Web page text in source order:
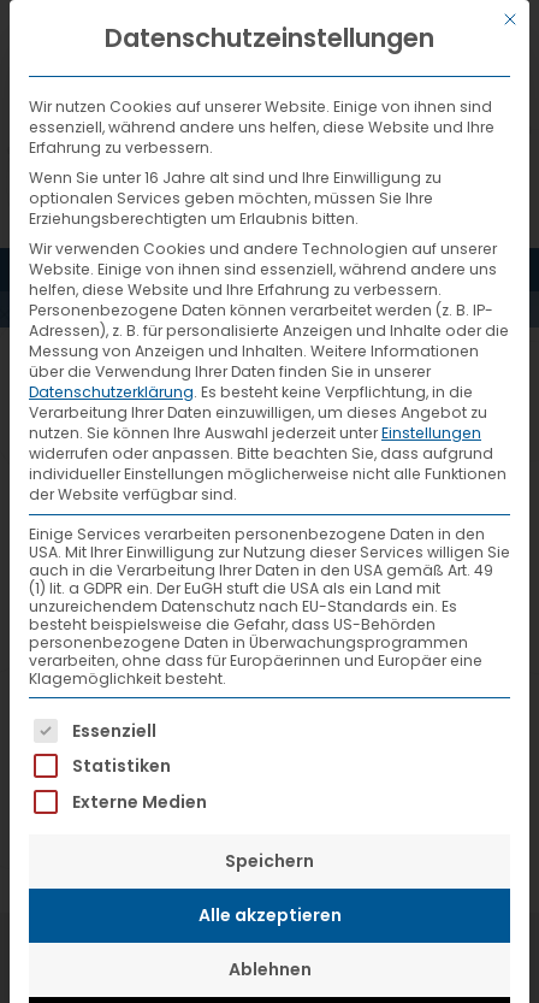
DEUTSCH
MENÜ
PRESSEMELDUNGEN
„VTL integriert Österreich ins
Netz“
Pressebericht [PDF-Datei / 49kB]
7. Juli 2026
VTL hat neuen Aufsichtsrat gewählt
Mit
Datenschutzeinstellungen
Wir nutzen Cookies auf unserer Website. Einige von ihnen sind
essenziell, während andere uns helfen, diese Website und Ihre
Erfahrung zu verbessern.
Wenn Sie unter 16 Jahre alt sind und Ihre Einwilligung zu
optionalen Services geben möchten, müssen Sie Ihre
Erziehungsberechtigten um Erlaubnis bitten.
Wir verwenden Cookies und andere Technologien auf unserer
Website. Einige von ihnen sind essenziell, während andere uns
helfen, diese Website und Ihre Erfahrung zu verbessern.
Personenbezogene Daten können verarbeitet werden (z. B. IP-
Adressen), z. B. für personalisierte Anzeigen und Inhalte oder die
Messung von Anzeigen und Inhalten. Weitere Informationen
über die Verwendung Ihrer Daten finden Sie in unserer
Datenschutzerklärung. Es besteht keine Verpflichtung, in die
Verarbeitung Ihrer Daten einzuwilligen, um dieses Angebot zu
nutzen. Sie können Ihre Auswahl jederzeit unterEinstellungen
widerrufen oder anpassen. Bitte beachten Sie, dass aufgrund
individueller Einstellungen möglicherweise nicht alle Funktionen
der Website verfügbar sind.
Einige Services verarbeiten personenbezogene Daten in den
USA. Mit Ihrer Einwilligung zur Nutzung dieser Services willigen Sie
auch in die Verarbeitung Ihrer Daten in den USA gemäß Art. 49
(1) lit. a GDPR ein. Der EuGH stuft die USA als ein Land mit
unzureichendem Datenschutz nach EU-Standards ein. Es
besteht beispielsweise die Gefahr, dass US-Behörden
personenbezogene Daten in Überwachungsprogrammen
verarbeiten, ohne dass für Europäerinnen und Europäer eine
Klagemöglichkeit besteht.
Es folgt eine Liste der Service-Gruppen,
Essenziell
Statistiken
Externe Medien
Speichern
Alle akzeptieren
Ablehnen